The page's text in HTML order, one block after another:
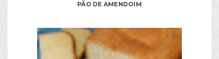
PÃO DE AMENDOIM